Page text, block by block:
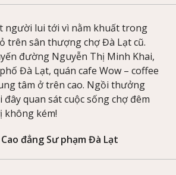
người lui tới vì nằm khuất trong
trên sân thượng chợ Đà Lạt cũ.
đường Nguyễn Thị Minh Khai,
Đà Lạt, quán cafe Wow – coffee
tâm ở trên cao. Ngồi thưởng
quan sát cuộc sống chợ đêm
không kém!
đẳng Sư phạm Đà Lạt